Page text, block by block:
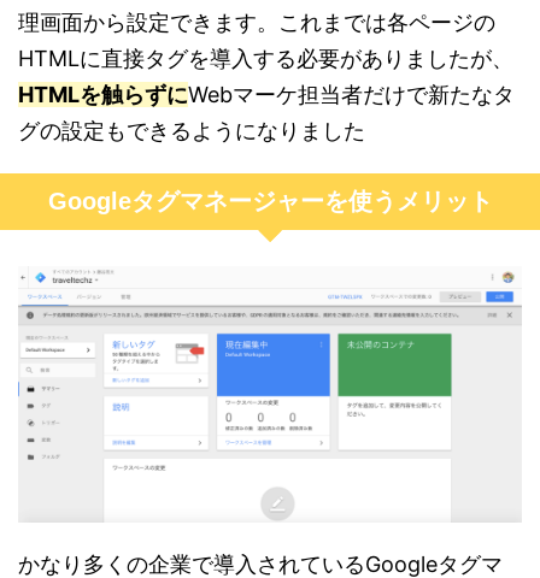
理画面から設定できます。これまでは各ページの
HTMLに直接タグを導入する必要がありましたが、
HTMLを触らずにWebマーケ担当者だけで新たなタ
グの設定もできるようになりました
Googleタグマネージャーを使うメリット
かなり多くの企業で導入されているGoogleタグマ